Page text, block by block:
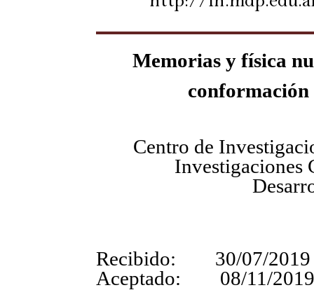
Memorias y física
conformación
Centro de
Investigaciones
Recibido: 30/07/2019
Aceptado: 08/11/